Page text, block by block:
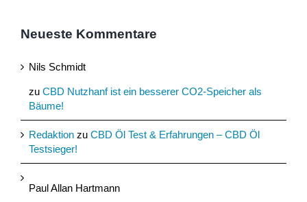
Neueste Kommentare
Nils Schmidt
zu CBD Nutzhanf ist ein besserer CO2-Speicher als
Bäume!
Redaktion zu CBD Öl Test & Erfahrungen – CBD Öl
Testsieger!
Paul Allan Hartmann